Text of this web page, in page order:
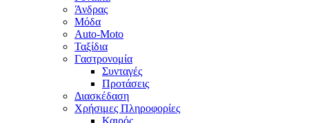
Άνδρας
Μόδα
Auto-Moto
Ταξίδια
Γαστρονομία
Συνταγές
Προτάσεις
Διασκέδαση
Χρήσιμες Πληροφορίες
Καιρός